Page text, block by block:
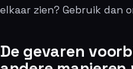
elkaar zien? Gebruik dan
De gevaren